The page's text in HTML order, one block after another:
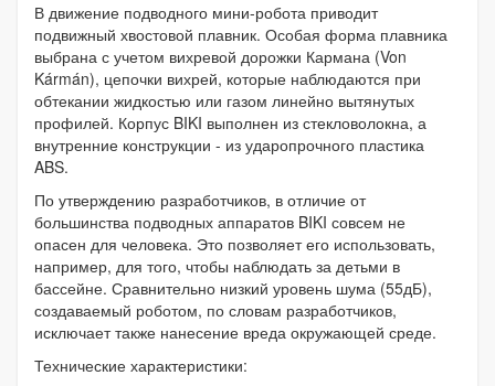
В движение подводного мини-робота приводит
подвижный хвостовой плавник. Особая форма плавника
выбрана с учетом вихревой дорожки Кармана (Von
Kármán), цепочки вихрей, которые наблюдаются при
обтекании жидкостью или газом линейно вытянутых
профилей. Корпус BIKI выполнен из стекловолокна, а
внутренние конструкции - из ударопрочного пластика
ABS.
По утверждению разработчиков, в отличие от
большинства подводных аппаратов BIKI совсем не
опасен для человека. Это позволяет его использовать,
например, для того, чтобы наблюдать за детьми в
бассейне. Сравнительно низкий уровень шума (55дБ),
создаваемый роботом, по словам разработчиков,
исключает также нанесение вреда окружающей среде.
Технические характеристики: